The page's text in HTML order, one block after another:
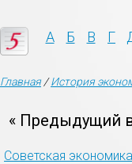
А Б В Г
Главная/История
« Предыдущий
Советская